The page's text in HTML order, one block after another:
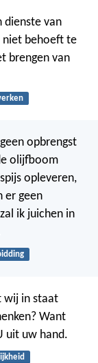
dienste van
niet behoeft te
brengen van
opbrengst
olijfboom
opleveren,
er geen
ik juichen in
wij in staat
Want
uit uw hand.